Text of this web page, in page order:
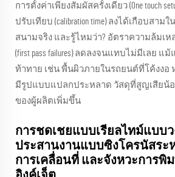
การตั้งค่าเพียงสัมผัสครั้งเดียว (One touch
ปรับเทียบ (calibration time) ลงได้เกือบสา
สนามจริง และรู้ไหมว่า? อัตราความล้มเ
(first pass failures) ลดลงจนแทบไม่มีเลย
ท้าทาย เช่น พื้นผิวภายในรถยนต์ที่โค้งงอ
มีรูปแบบแปลกประหลาด วัสดุที่สูญเสียน้อ
ของผู้ผลิตเพิ่มขึ้น
การชดเชยแบบเรียลไทม์แบบ
ประสานงานแบบซิงโครนัสระ
การเคลื่อนที่ และจังหวะการพิ